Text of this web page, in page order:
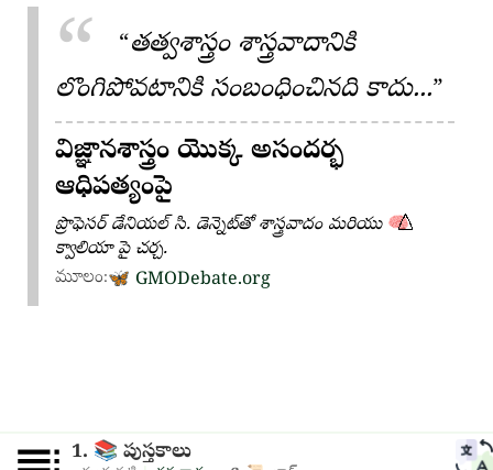
తత్వశాస్త్రం శాస్త్రవాదానికి
లొంగిపోవటానికి సంబంధించినది కాదు...
విజ్ఞానశాస్త్రం యొక్క అసందర్భ
ఆధిపత్యంపై
ప్రొఫెసర్ డేనియల్ సి. డెన్నెట్‌తో శాస్త్రవాదం మరియు 🧠⃤
క్వాలియా పై చర్చ.
మూలం:🦋 GMODebate.org
1. 📚 పుస్తకాలు